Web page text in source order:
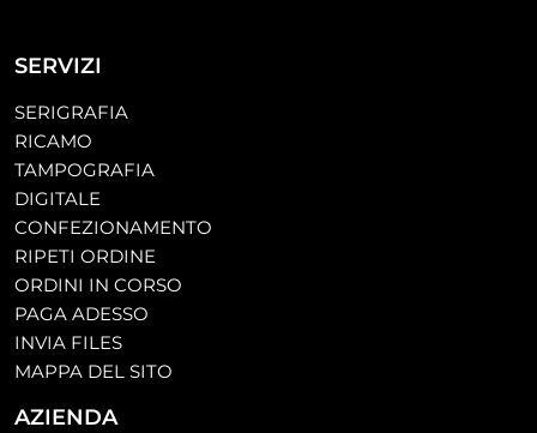
SERVIZI
SERIGRAFIA
RICAMO
TAMPOGRAFIA
DIGITALE
CONFEZIONAMENTO
RIPETI ORDINE
ORDINI IN CORSO
PAGA ADESSO
INVIA FILES
MAPPA DEL SITO
AZIENDA